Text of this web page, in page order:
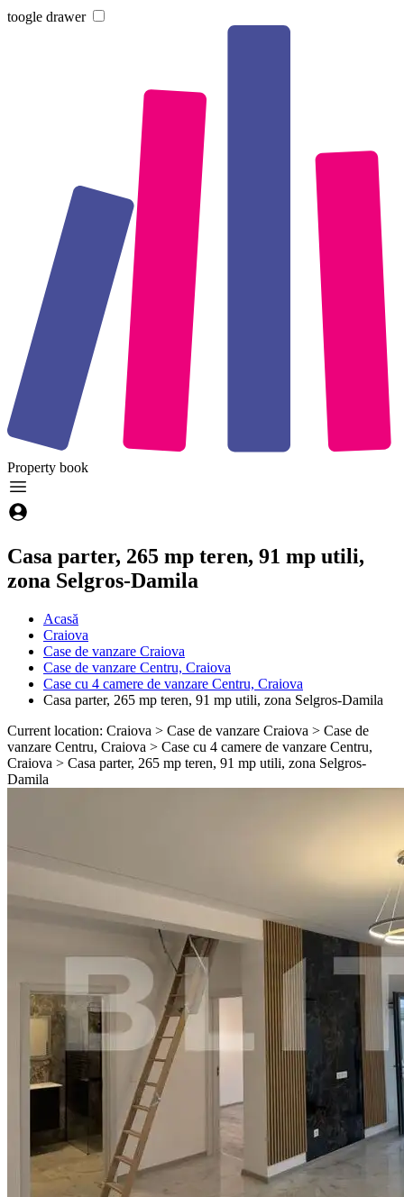
toogle drawer
Property book
Casa parter, 265 mp teren, 91 mp utili,
zona Selgros-Damila
Acasă
Craiova
Case de vanzare Craiova
Case de vanzare Centru, Craiova
Case cu 4 camere de vanzare Centru, Craiova
Casa parter, 265 mp teren, 91 mp utili, zona Selgros-Damila
Current location: Craiova > Case de vanzare Craiova > Case de
vanzare Centru, Craiova > Case cu 4 camere de vanzare Centru,
Craiova > Casa parter, 265 mp teren, 91 mp utili, zona Selgros-
Damila